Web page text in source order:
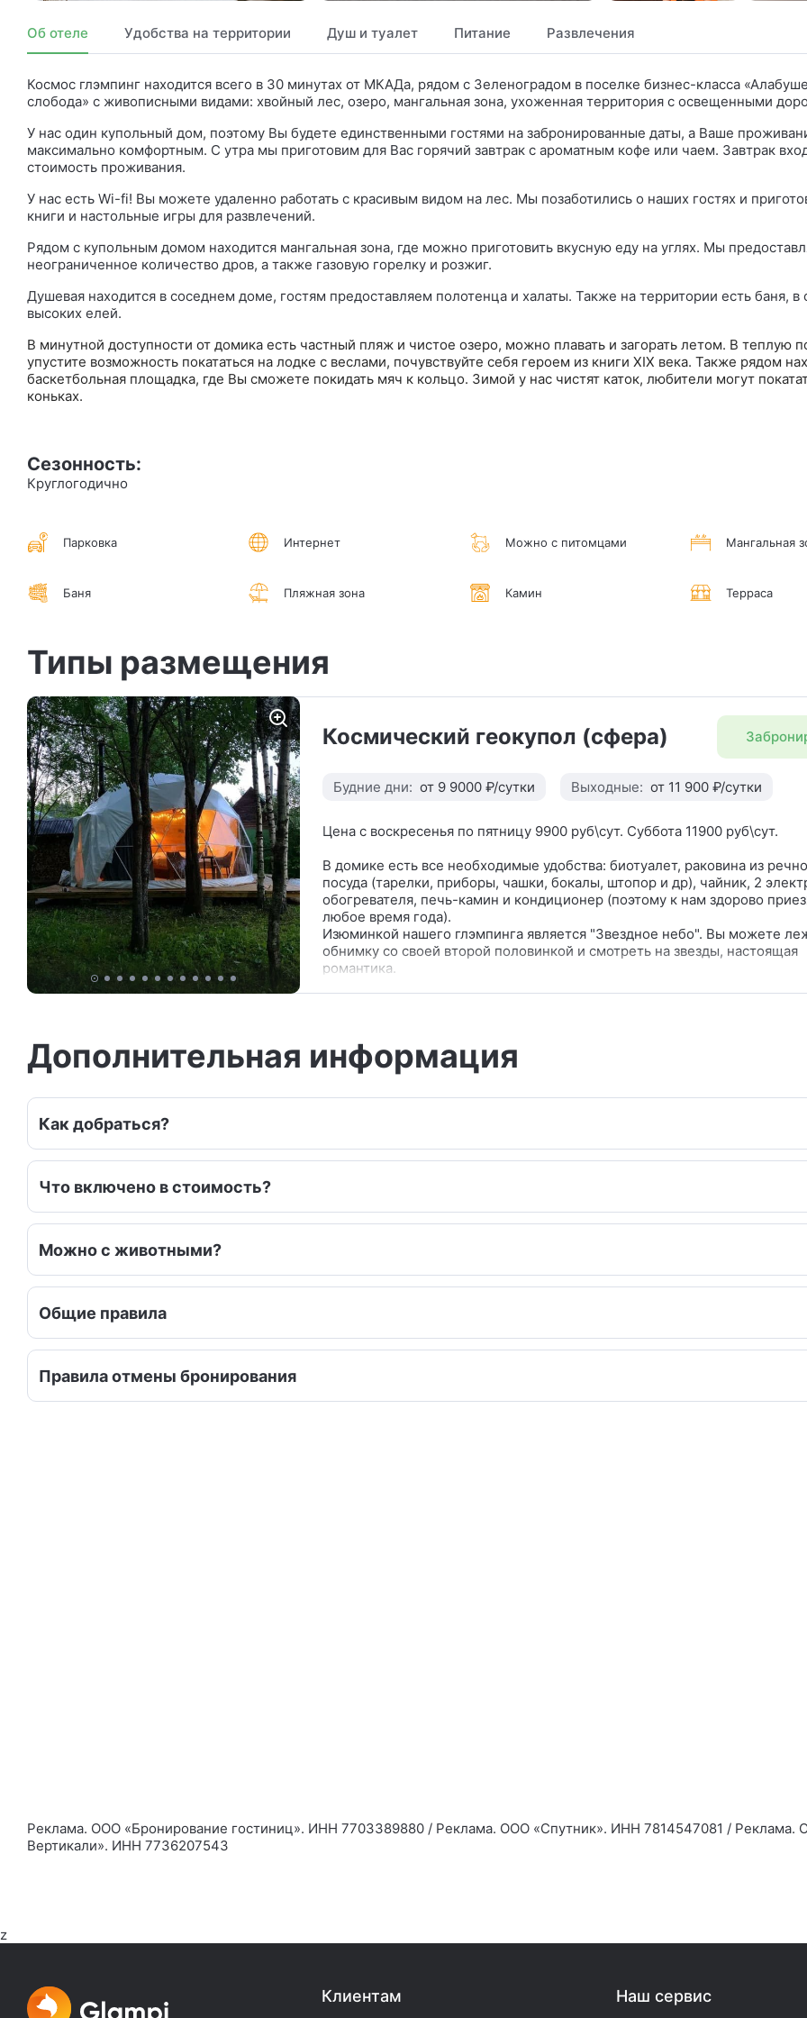
Об отеле Удобства на территории Душ и туалет Питание Развлечения
Космос глэмпинг находится всего в 30 минутах от МКАДа, рядом с Зеленоградом в поселке бизнес-класса
слобода» с живописными видами: хвойный лес, озеро, мангальная зона, ухоженная территория с освещенными
У нас один купольный дом, поэтому Вы будете единственными гостями на забронированные даты, а Ваше
максимально комфортным. С утра мы приготовим для Вас горячий завтрак с ароматным кофе или чаем. Завтрак
стоимость проживания.
У нас есть Wi-fi! Вы можете удаленно работать с красивым видом на лес. Мы позаботились о наших гостях и
книги и настольные игры для развлечений.
Рядом с купольным домом находится мангальная зона, где можно приготовить вкусную еду на углях. Мы
неограниченное количество дров, а также газовую горелку и розжиг.
Душевая находится в соседнем доме, гостям предоставляем полотенца и халаты. Также на территории есть баня, в
высоких елей.
В минутной доступности от домика есть частный пляж и чистое озеро, можно плавать и загорать летом. В теплую
упустите возможность покататься на лодке с веслами, почувствуйте себя героем из книги XIX века. Также рядом
баскетбольная площадка, где Вы сможете покидать мяч к кольцо. Зимой у нас чистят каток, любители могут
коньках.
Сезонность:
Круглогодично
Парковка Интернет Можно с питомцами Мангальная
Баня Пляжная зона Камин Терраса
Типы размещения
Космический геокупол (сфера)
Будние дни: от 9 9000 ₽/сутки Выходные: от 11 900 ₽/сутки
Цена с воскресенья по пятницу 9900 руб\сут. Суббота 11900 руб\сут.
В домике есть все необходимые удобства: биотуалет, раковина из
посуда (тарелки, приборы, чашки, бокалы, штопор и др), чайник, 2
обогревателя, печь-камин и кондиционер (поэтому к нам здорово
любое время года).
Изюминкой нашего глэмпинга является "Звездное небо". Вы можете
обнимку со своей второй половинкой и смотреть на звезды, настоящая
романтика.
досочку и делали это с любовью.
Дополнительная информация
Как добраться?
Что включено в стоимость?
Можно с животными?
Общие правила
Правила отмены бронирования
Реклама. ООО «Бронирование гостиниц». ИНН 7703389880 / Реклама. ООО «Спутник». ИНН 7814547081 / Реклама.
Вертикали». ИНН 7736207543
z
Клиентам Наш сервис